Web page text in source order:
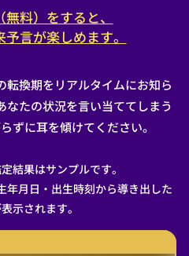
料）をすると、
言が楽しめます。
転換期をリアルタイムにお知ら
たの状況を言い当ててしまう
ずに耳を傾けてください。
結果はサンプルです。
年月日・出生時刻から導き出した
示されます。